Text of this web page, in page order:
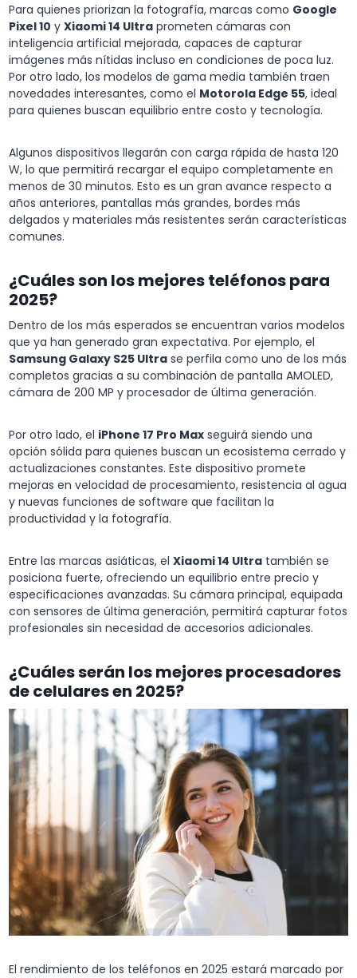
Para quienes priorizan la fotografía, marcas como Google
Pixel 10 y Xiaomi 14 Ultra prometen cámaras con
inteligencia artificial mejorada, capaces de capturar
imágenes más nítidas incluso en condiciones de poca luz.
Por otro lado, los modelos de gama media también traen
novedades interesantes, como el Motorola Edge 55, ideal
para quienes buscan equilibrio entre costo y tecnología.
Algunos dispositivos llegarán con carga rápida de hasta 120
W, lo que permitirá recargar el equipo completamente en
menos de 30 minutos. Esto es un gran avance respecto a
años anteriores, pantallas más grandes, bordes más
delgados y materiales más resistentes serán características
comunes.
¿Cuáles son los mejores teléfonos para
2025?
Dentro de los más esperados se encuentran varios modelos
que ya han generado gran expectativa. Por ejemplo, el
Samsung Galaxy S25 Ultra se perfila como uno de los más
completos gracias a su combinación de pantalla AMOLED,
cámara de 200 MP y procesador de última generación.
Por otro lado, el iPhone 17 Pro Max seguirá siendo una
opción sólida para quienes buscan un ecosistema cerrado y
actualizaciones constantes. Este dispositivo promete
mejoras en velocidad de procesamiento, resistencia al agua
y nuevas funciones de software que facilitan la
productividad y la fotografía.
Entre las marcas asiáticas, el Xiaomi 14 Ultra también se
posiciona fuerte, ofreciendo un equilibrio entre precio y
especificaciones avanzadas. Su cámara principal, equipada
con sensores de última generación, permitirá capturar fotos
profesionales sin necesidad de accesorios adicionales.
¿Cuáles serán los mejores procesadores
de celulares en 2025?
El rendimiento de los teléfonos en 2025 estará marcado por